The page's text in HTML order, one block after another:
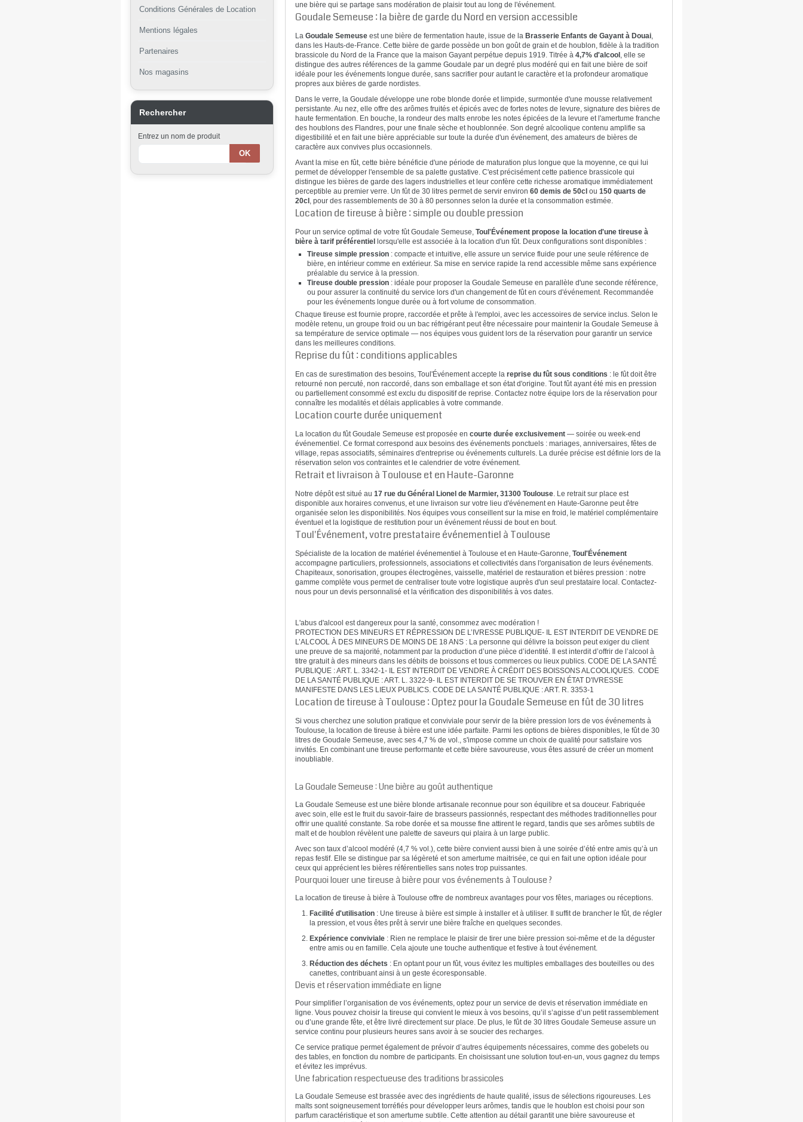
Conditions Générales de Location
Mentions légales
Partenaires
Nos magasins
Rechercher
Entrez un nom de produit
une bière qui se partage sans modération de plaisir tout au long de l'événement.
Goudale Semeuse : la bière de garde du Nord en version accessible
LaGoudale Semeuse est une bière de fermentation haute, issue de la Brasserie Enfants de Gayant à Douai,
dans les Hauts-de-France. Cette bière de garde possède un bon goût de grain et de houblon, fidèle à la tradition
brassicole du Nord de la France que la maison Gayant perpétue depuis 1919. Titrée à4,7% d'alcool , elle se
distingue des autres références de la gamme Goudale par un degré plus modéré qui en fait une bière de soif
idéale pour les événements longue durée, sans sacrifier pour autant le caractère et la profondeur aromatique
propres aux bières de garde nordistes.
Dans le verre, la Goudale développe une robe blonde dorée et limpide, surmontée d'une mousse relativement
persistante. Au nez, elle offre des arômes fruités et épicés avec de fortes notes de levure, signature des bières de
haute fermentation. En bouche, la rondeur des malts enrobe les notes épicées de la levure et l'amertume franche
des houblons des Flandres, pour une finale sèche et houblonnée. Son degré alcoolique contenu amplifie sa
digestibilité et en fait une bière appréciable sur toute la durée d'un événement, des amateurs de bières de
caractère aux convives plus occasionnels.
Avant la mise en fût, cette bière bénéficie d'une période de maturation plus longue que la moyenne, ce qui lui
permet de développer l'ensemble de sa palette gustative. C'est précisément cette patience brassicole qui
distingue les bières de garde des lagers industrielles et leur confère cette richesse aromatique immédiatement
perceptible au premier verre. Un fût de 30 litres permet de servir environ60 demis de 50cl ou150 quarts de
20cl , pour des rassemblements de 30 à 80 personnes selon la durée et la consommation estimée.
Location de tireuse à bière : simple ou double pression
Pour un service optimal de votre fût Goudale Semeuse,Toul'Événement propose la location d'une tireuse à
bière à tarif préférentiel
lorsqu'elle est associée à la location d'un fût. Deux configurations sont disponibles :
Tireuse simple pression : compacte et intuitive, elle assure un service fluide pour une seule référence de
bière, en intérieur comme en extérieur. Sa mise en service rapide la rend accessible même sans expérience
préalable du service à la pression.
Tireuse double pression : idéale pour proposer la Goudale Semeuse en parallèle d'une seconde référence,
ou pour assurer la continuité du service lors d'un changement de fût en cours d'événement. Recommandée
pour les événements longue durée ou à fort volume de consommation.
Chaque tireuse est fournie propre, raccordée et prête à l'emploi, avec les accessoires de service inclus. Selon le
modèle retenu, un groupe froid ou un bac réfrigérant peut être nécessaire pour maintenir la Goudale Semeuse à
sa température de service optimale — nos équipes vous guident lors de la réservation pour garantir un service
dans les meilleures conditions.
Reprise du fût : conditions applicables
En cas de surestimation des besoins, Toul'Événement accepte lareprise du fût sous conditions : le fût doit être
retourné non percuté, non raccordé, dans son emballage et son état d'origine. Tout fût ayant été mis en pression
ou partiellement consommé est exclu du dispositif de reprise. Contactez notre équipe lors de la réservation pour
connaître les modalités et délais applicables à votre commande.
Location courte durée uniquement
La location du fût Goudale Semeuse est proposée encourte durée exclusivement — soirée ou week-end
événementiel. Ce format correspond aux besoins des événements ponctuels : mariages, anniversaires, fêtes de
village, repas associatifs, séminaires d'entreprise ou événements culturels. La durée précise est définie lors de la
réservation selon vos contraintes et le calendrier de votre événement.
Retrait et livraison à Toulouse et en Haute-Garonne
Notre dépôt est situé au17 rue du Général Lionel de Marmier, 31300 Toulouse. Le retrait sur place est
disponible aux horaires convenus, et une livraison sur votre lieu d'événement en Haute-Garonne peut être
organisée selon les disponibilités. Nos équipes vous conseillent sur la mise en froid, le matériel complémentaire
éventuel et la logistique de restitution pour un événement réussi de bout en bout.
Toul'Événement, votre prestataire événementiel à Toulouse
Spécialiste de la location de matériel événementiel à Toulouse et en Haute-Garonne,Toul'Événement
accompagne particuliers, professionnels, associations et collectivités dans l'organisation de leurs événements.
Chapiteaux, sonorisation, groupes électrogènes, vaisselle, matériel de restauration et bières pression : notre
gamme complète vous permet de centraliser toute votre logistique auprès d'un seul prestataire local. Contactez-
nous pour un devis personnalisé et la vérification des disponibilités à vos dates.
L'abus d'alcool est dangereux pour la santé, consommez avec modération !
PROTECTION DES MINEURS ET RÉPRESSION DE L’IVRESSE PUBLIQUE- IL EST INTERDIT DE VENDRE DE
L’ALCOOL À DES MINEURS DE MOINS DE 18 ANS : La personne qui délivre la boisson peut exiger du client
une preuve de sa majorité, notamment par la production d’une pièce d’identité. Il est interdit d’offrir de l’alcool à
titre gratuit à des mineurs dans les débits de boissons et tous commerces ou lieux publics. CODE DE LA SANTÉ
PUBLIQUE : ART. L. 3342-1- IL EST INTERDIT DE VENDRE À CRÉDIT DES BOISSONS ALCOOLIQUES. CODE
DE LA SANTÉ PUBLIQUE : ART. L. 3322-9- IL EST INTERDIT DE SE TROUVER EN ÉTAT D'IVRESSE
MANIFESTE DANS LES LIEUX PUBLICS. CODE DE LA SANTÉ PUBLIQUE : ART. R. 3353-1
Location de tireuse à Toulouse : Optez pour la Goudale Semeuse en fût de 30 litres
Si vous cherchez une solution pratique et conviviale pour servir de la bière pression lors de vos événements à
Toulouse, la location de tireuse à bière est une idée parfaite. Parmi les options de bières disponibles, le fût de 30
litres de Goudale Semeuse, avec ses 4,7 % de vol., s'impose comme un choix de qualité pour satisfaire vos
invités. En combinant une tireuse performante et cette bière savoureuse, vous êtes assuré de créer un moment
inoubliable.
La Goudale Semeuse : Une bière au goût authentique
La Goudale Semeuse est une bière blonde artisanale reconnue pour son équilibre et sa douceur. Fabriquée
avec soin, elle est le fruit du savoir-faire de brasseurs passionnés, respectant des méthodes traditionnelles pour
offrir une qualité constante. Sa robe dorée et sa mousse fine attirent le regard, tandis que ses arômes subtils de
malt et de houblon révèlent une palette de saveurs qui plaira à un large public.
Avec son taux d’alcool modéré (4,7 % vol.), cette bière convient aussi bien à une soirée d’été entre amis qu’à un
repas festif. Elle se distingue par sa légèreté et son amertume maitrisée, ce qui en fait une option idéale pour
ceux qui apprécient les bières référentielles sans notes trop puissantes.
Pourquoi louer une tireuse à bière pour vos événements à Toulouse ?
La location de tireuse à bière à Toulouse offre de nombreux avantages pour vos fêtes, mariages ou réceptions.
Facilité d'utilisation : Une tireuse à bière est simple à installer et à utiliser. Il suffit de brancher le fût, de régler
la pression, et vous êtes prêt à servir une bière fraîche en quelques secondes.
Expérience conviviale : Rien ne remplace le plaisir de tirer une bière pression soi-même et de la déguster
entre amis ou en famille. Cela ajoute une touche authentique et festive à tout événement.
Réduction des déchets : En optant pour un fût, vous évitez les multiples emballages des bouteilles ou des
canettes, contribuant ainsi à un geste écoresponsable.
Devis et réservation immédiate en ligne
Pour simplifier l’organisation de vos événements, optez pour un service de devis et réservation immédiate en
ligne. Vous pouvez choisir la tireuse qui convient le mieux à vos besoins, qu’il s’agisse d’un petit rassemblement
ou d’une grande fête, et être livré directement sur place. De plus, le fût de 30 litres Goudale Semeuse assure un
service continu pour plusieurs heures sans avoir à se soucier des recharges.
Ce service pratique permet également de prévoir d’autres équipements nécessaires, comme des gobelets ou
des tables, en fonction du nombre de participants. En choisissant une solution tout-en-un, vous gagnez du temps
et évitez les imprévus.
Une fabrication respectueuse des traditions brassicoles
La Goudale Semeuse est brassée avec des ingrédients de haute qualité, issus de sélections rigoureuses. Les
malts sont soigneusement torréfiés pour développer leurs arômes, tandis que le houblon est choisi pour son
parfum caractéristique et son amertume subtile. Cette attention au détail garantit une bière savoureuse et